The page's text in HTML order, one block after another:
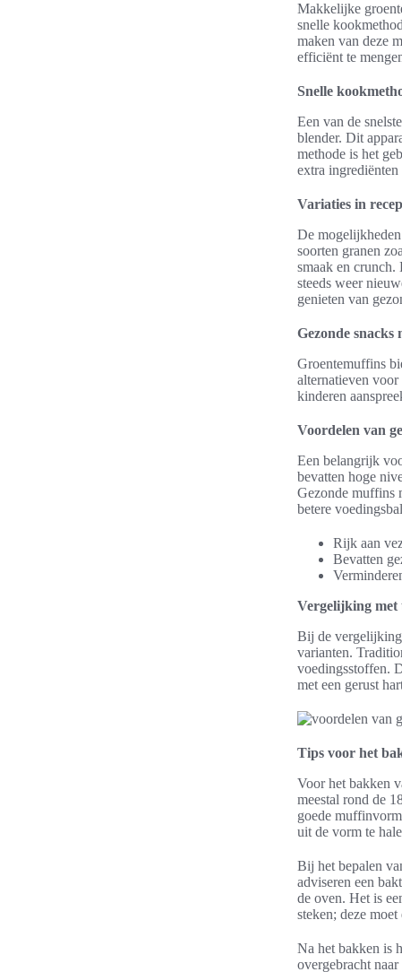
Makkelijke
snelle
maken van deze
efficiënt te
Snelle
Een van de
blender. Dit
methode is het
extra
Variaties in
De
soorten granen
smaak en crunch.
steeds weer
genieten van
Gezonde snacks
Groentemuffins
alternatieven
kinderen
Voordelen van
Een belangrijk
bevatten hoge
Gezonde muffins
betere
Rijk aan
Bevatten
Vergelijking met
Bij de vergelijking
varianten.
voedingsstoffen.
met een gerust
Tips voor het
Voor het bakken
meestal rond de
goede
uit de vorm te
Bij het bepalen
adviseren een
de oven. Het is
steken; deze
Na het bakken is
overgebracht